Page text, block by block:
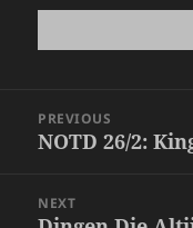
navigation
PREVIOUS
Previous
NOTD 26/2:
NEXT